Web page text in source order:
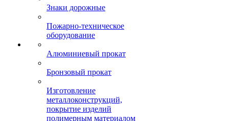
Знаки дорожные
Пожарно-техническое
оборудование
Алюминиевый прокат
Бронзовый прокат
Изготовление
металлоконструкций,
покрытие изделий
полимерным материалом